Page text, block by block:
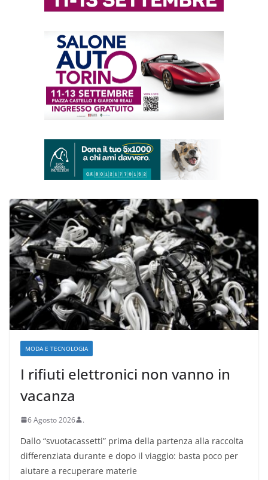
MODA E TECNOLOGIA
I rifiuti elettronici non vanno in
vacanza
6 Agosto 2026 .
Dallo “svuotacassetti” prima della partenza alla raccolta
differenziata durante e dopo il viaggio: basta poco per
aiutare a recuperare materie